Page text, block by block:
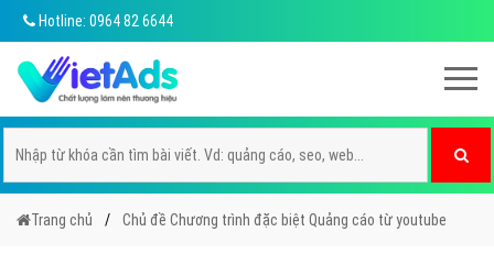
Hotline: 0964 82 6644
Trang chủ Chủ đề Chương trình đặc biệt Quảng cáo từ youtube